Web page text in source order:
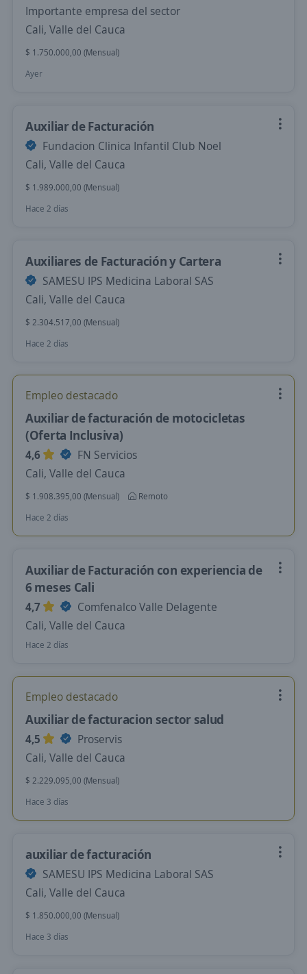
Importante empresa del sector
Cali, Valle del Cauca
$ 1.750.000,00 (Mensual)
Ayer
Auxiliar de Facturación
Fundacion Clinica Infantil Club Noel
Cali, Valle del Cauca
$ 1.989.000,00 (Mensual)
Hace 2 días
Auxiliares de Facturación y Cartera
SAMESU IPS Medicina Laboral SAS
Cali, Valle del Cauca
$ 2.304.517,00 (Mensual)
Hace 2 días
Empleo destacado
Auxiliar de facturación de motocicletas
(Oferta Inclusiva)
4,6
FN Servicios
Cali, Valle del Cauca
$ 1.908.395,00 (Mensual)
Remoto
Hace 2 días
Auxiliar de Facturación con experiencia de
6 meses Cali
4,7
Comfenalco Valle Delagente
Cali, Valle del Cauca
Hace 2 días
Empleo destacado
Auxiliar de facturacion sector salud
4,5
Proservis
Cali, Valle del Cauca
$ 2.229.095,00 (Mensual)
Hace 3 días
auxiliar de facturación
SAMESU IPS Medicina Laboral SAS
Cali, Valle del Cauca
$ 1.850.000,00 (Mensual)
Hace 3 días